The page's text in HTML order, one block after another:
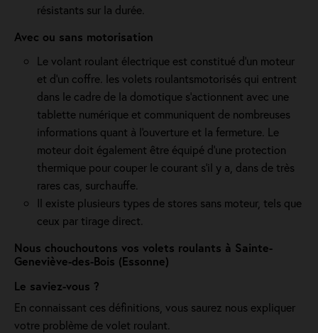
résistants sur la durée.
Avec ou sans motorisation
Le volant roulant électrique est constitué d’un moteur
et d’un coffre. les volets roulantsmotorisés qui entrent
dans le cadre de la domotique s'actionnent avec une
tablette numérique et communiquent de nombreuses
informations quant à l'ouverture et la fermeture. Le
moteur doit également être équipé d'une protection
thermique pour couper le courant s'il y a, dans de très
rares cas, surchauffe.
Il existe plusieurs types de stores sans moteur, tels que
ceux par tirage direct.
Nous chouchoutons vos volets roulants à Sainte-
Geneviève-des-Bois (Essonne)
Le saviez-vous ?
En connaissant ces définitions, vous saurez nous expliquer
votre problème de volet roulant.